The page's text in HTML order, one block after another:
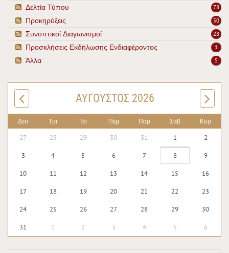
78
Δελτία Τύπου
50
Προκηρύξεις
28
Συνοπτικοί Διαγωνισμοί
1
Προσκλήσεις Εκδήλωσης Ενδιαφέροντος
5
Άλλα
ΑΎΓΟΥΣΤΟΣ 2026
Δευ Τρι Τετ Πεμ Παρ Σαβ Κυρ
27 28 29 30 31 1 2
3 4 5 6 7 8 9
10 11 12 13 14 15 16
17 18 19 20 21 22 23
24 25 26 27 28 29 30
31 1 2 3 4 5 6